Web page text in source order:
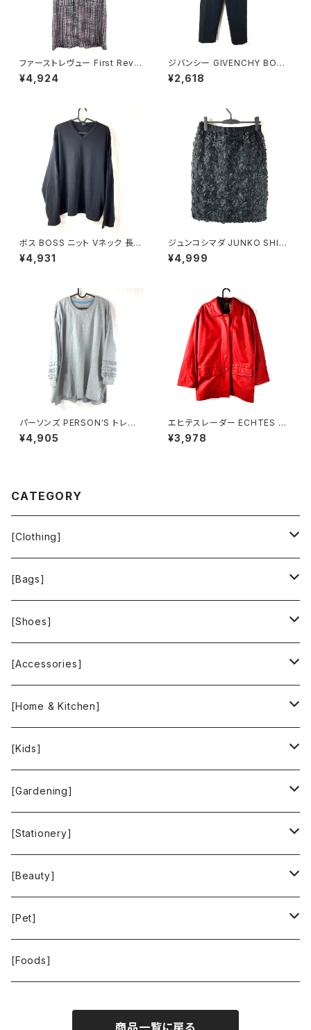
ファーストレヴュー First Revu
e 半袖ワンピース フリンジ バッ
クファスナー ポケット ヴィンテ
¥4,924
ジバンシー GIVENCHY BOUT
IQUES パンツ エクセーヌ 裏地
サイドポケット ストレート 黒 38
¥2,618
ボス BOSS ニット Vネック 長袖
無地 黒 900701
¥4,931
ジュンコシマダ JUNKO SHIM
ADA スカート リボン シースル
ー タグ付き 黒 40サイズ 9214
¥4,999
パーソンズ PERSON'S トレー
ナー 綿100％ ロゴ刺繡 袖フリ
ル スリット グレー LLサイズ 92
¥4,905
エヒテスレーダー ECHTES LE
DER ジャケット ヴィンテージ 内
側チェック柄 赤 36サイズ 900
¥3,978
CATEGORY
[Clothing]
Krochet Kids International
[Bags]
BAGGU
FOOD TEXTILE
INCASE
People Tree
[Shoes]
TOMS
[Accessories]
ALEX AND ANI
Feliz
Green Time
SKY LIMIT
KUSKA
[Home & Kitchen]
Bee Eco Wraps
CLOUDY
Francis+Dale
KAFFEEFORM
La Bontazza
THE TOKYO CORK
[Kids]
Mastro Geppetto
[Gardening]
gardens
If You Care
Root Pouch
URBAN GREEN MAKERS
[Stationery]
MOTHER FOREST
[Beauty]
STOP THE WATER WHILE USING ME!
[Pet]
WOLFGANG MAN ＆ BEAST
[Foods]
商品一覧に戻る